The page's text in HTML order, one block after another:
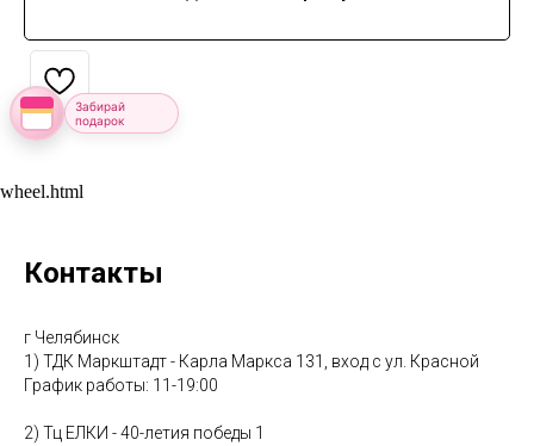
wheel.html
Забирай
подарок
Контакты
г Челябинск
1) ТДК Маркштадт - Карла Маркса 131, вход с ул. Красной
График работы: 11-19:00
2) Тц ЕЛКИ - 40-летия победы 1